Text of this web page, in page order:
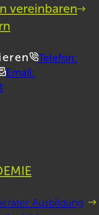
vereinbaren
Telefon:
Email:
Ausbildung